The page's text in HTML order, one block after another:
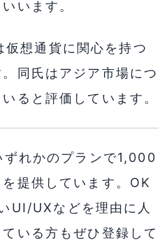
います。
想通貨に関心を持つ
同氏はアジア市場につ
ると評価しています。
ずれかのプランで1,000
提供しています。OK
UI/UXなどを理由に人
いる方もぜひ登録して